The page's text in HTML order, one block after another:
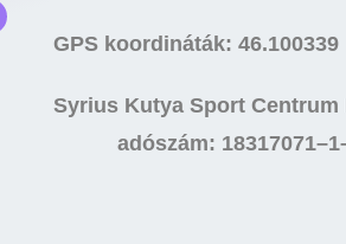
GPS koordináták:
Syrius Kutya Sport Centrum
adószám: